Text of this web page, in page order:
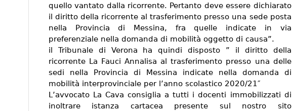
quello vantato dalla ricorrente. Pertanto deve essere dichiarato
il diritto della ricorrente al trasferimento presso una sede posta
nella Provincia di Messina, fra quelle indicate in via
preferenziale nella domanda di mobilità oggetto di causa”.
il Tribunale di Verona ha quindi disposto ” il diritto della
ricorrente La Fauci Annalisa al trasferimento presso una delle
sedi nella Provincia di Messina indicate nella domanda di
mobilità interprovinciale per l’anno scolastico 2020/21″
L’avvocato La Cava consiglia a tutti i docenti immobilizzati di
inoltrare istanza cartacea presente sul nostro sito